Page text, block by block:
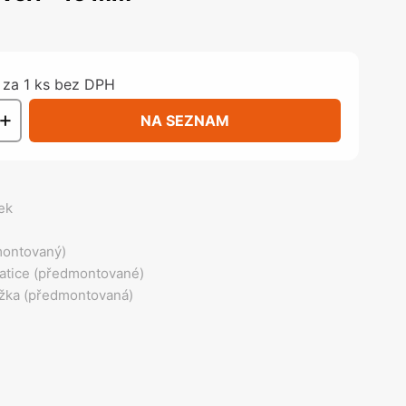
nohy, Nábytkové nohy a
kluzáky a kolečka
za 1 ks bez DPH
+ NA SEZNAM
(předmontované)
(předmontovaná)